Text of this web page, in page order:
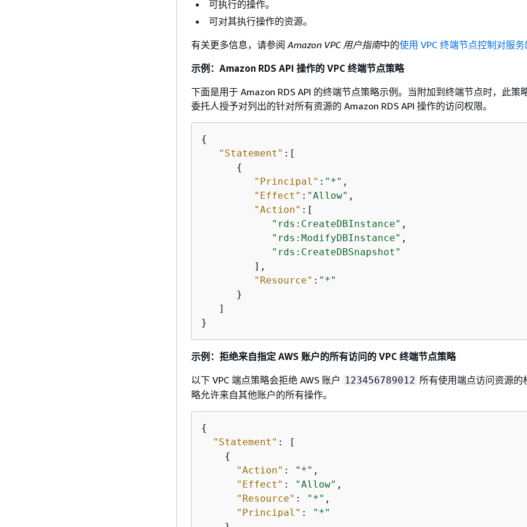
可执行的操作。
可对其执行操作的资源。
有关更多信息，请参阅Amazon VPC 用户指南中的使用 VPC 终端节点控制对服务
示例：Amazon RDS API 操作的 VPC 终端节点策略
下面是用于 Amazon RDS API 的终端节点策略示例。当附加到终端节点时，此策
委托人授予对列出的针对所有资源的 Amazon RDS API 操作的访问权限。
{
"Statement" :[
{
"Principal" : "*" ,
"Effect" : "Allow" ,
"Action" :[
"rds:CreateDBInstance" ,
"rds:ModifyDBInstance" ,
"rds:CreateDBSnapshot"
         ],
"Resource" : "*"
      }
   ]
}
示例：拒绝来自指定 AWS 账户的所有访问的 VPC 终端节点策略
以下 VPC 端点策略会拒绝 AWS 账户 123456789012 所有使用端点访问资源的
略允许来自其他账户的所有操作。
{
"Statement" : [
{
"Action" : "*" ,
"Effect" : "Allow" ,
"Resource" : "*" ,
"Principal" :
"*"